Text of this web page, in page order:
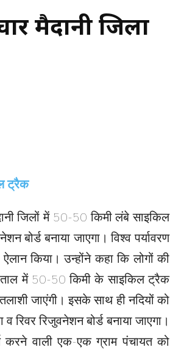
मैदानी जिलों
जिलों में 50-50 किमी लंबे साइकिल
बोर्ड बनाया जाएगा। विश्व पर्यावरण
किया। उन्होंने कहा कि लोगों की
में 50-50 किमी के साइकिल ट्रैक
जाएंगी। इसके साथ ही नदियों को
रिजुवनेशन बोर्ड बनाया जाएगा।
करने वाली एक-एक ग्राम पंचायत को